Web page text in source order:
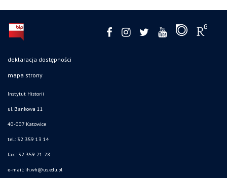
deklaracja dostępności
mapa strony
Instytut Historii
ul. Bankowa 11
40-007 Katowice
tel.: 32 359 13 14
fax.: 32 359 21 28
e-mail: ih.wh@us.edu.pl